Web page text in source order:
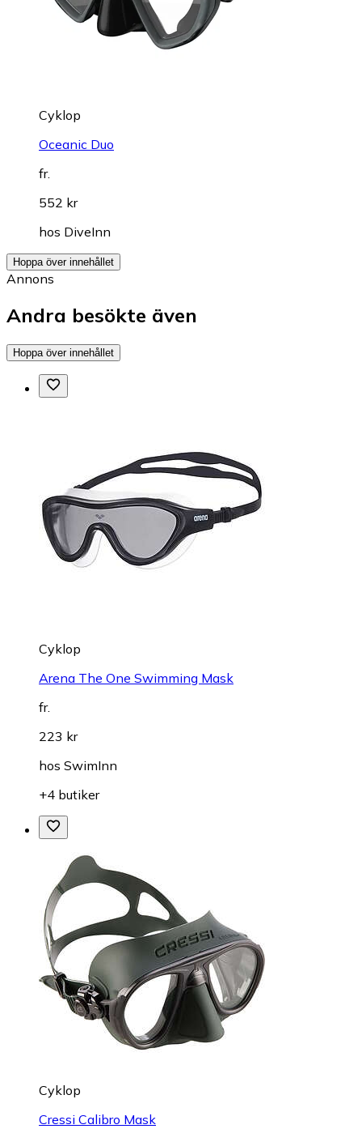
Cyklop
Oceanic Duo
fr.
552 kr
hos DiveInn
Hoppa över innehållet
Annons
Andra besökte även
Hoppa över innehållet
Cyklop
Arena The One Swimming Mask
fr.
223 kr
hos SwimInn
+4 butiker
Cyklop
Cressi Calibro Mask